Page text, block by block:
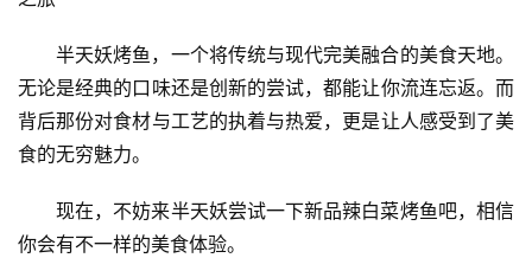
半天妖烤鱼，一个将传统与现代完美融合的美食天地。
无论是经典的口味还是创新的尝试，都能让你流连忘返。而
背后那份对食材与工艺的执着与热爱，更是让人感受到了美
食的无穷魅力。
现在，不妨来半天妖尝试一下新品辣白菜烤鱼吧，相信
你会有不一样的美食体验。